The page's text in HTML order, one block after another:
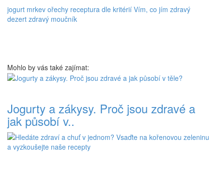
jogurt mrkev ořechy receptura dle kritérií Vím, co jím zdravý
dezert zdravý moučník
Mohlo by vás také zajímat:
Jogurty a zákysy. Proč jsou zdravé a
jak působí v..